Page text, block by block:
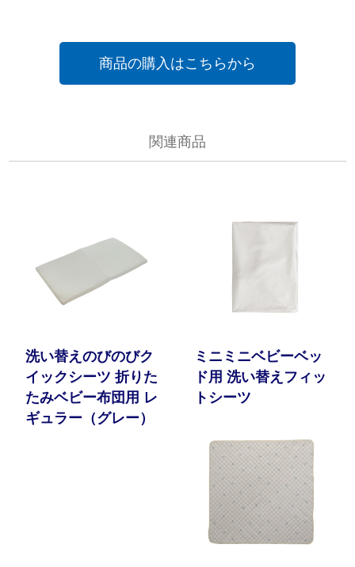
商品の購入はこちらから
関連商品
洗い替えのびのびク
イックシーツ 折りた
たみベビー布団用 レ
ギュラー（グレー）
ミニミニベビーベッ
ド用 洗い替えフィッ
トシーツ